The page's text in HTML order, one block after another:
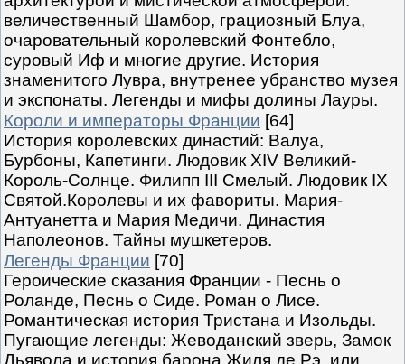
величественный Шамбор, грациозный Блуа,
очаровательный королевский Фонтебло,
суровый Иф и многие другие. История
знаменитого Лувра, внутренее убранство музея
и экспонаты. Легенды и мифы долины Лауры.
Короли и императоры Франции [64]
История королевских династий: Валуа,
Бурбоны, Капетинги. Людовик XIV Великий-
Король-Солнце. Филипп III Смелый. Людовик IX
Святой.Королевы и их фавориты. Мария-
Антуанетта и Мария Медичи. Династия
Наполеонов. Тайны мушкетеров.
Легенды Франции [70]
Героические сказания Франции - Песнь о
Роланде, Песнь о Сиде. Роман о Лисе.
Романтическая история Тристана и Изольды.
Пугающие легенды: Жеводанский зверь, Замок
Дьявола и история барона Жиля де Рэ, или